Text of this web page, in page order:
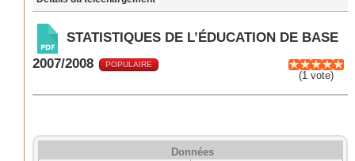
STATISTIQUES DE L’ÉDUCATION DE BASE
2007/2008
POPULAIRE
(1 vote)
Données